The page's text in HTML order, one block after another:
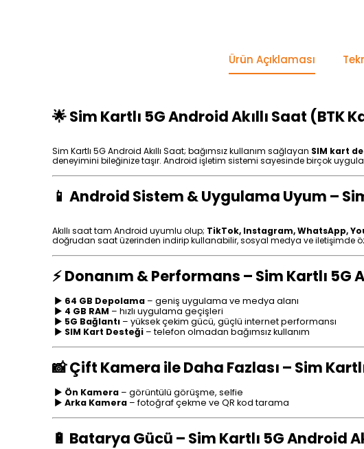
Ürün Açıklaması
🌟 Sim Kartlı 5G Android Akıllı Saat (BTK
Sim Kartlı 5G Android Akıllı Saat; bağımsız kullanım sağlayan SIM kart
deneyimini bileğinize taşır. Android işletim sistemi sayesinde birçok
📱 Android Sistem & Uygulama Uyum –
Akıllı saat tam Android uyumlu olup; TikTok, Instagram, WhatsApp,
doğrudan saat üzerinden indirip kullanabilir, sosyal medya ve iletişimde
⚡ Donanım & Performans – Sim Kartlı 5G
► 64 GB Depolama– geniş uygulama ve medya alanı
► 4 GB RAM – hızlı uygulama geçişleri
► 5G Bağlantı– yüksek çekim gücü, güçlü internet performansı
► SIM Kart Desteği– telefon olmadan bağımsız kullanım
📸 Çift Kamera ile Daha Fazlası – Sim
► Ön Kamera– görüntülü görüşme, selfie
► Arka Kamera– fotoğraf çekme ve QR kod tarama
🔋 Batarya Gücü – Sim Kartlı 5G Android